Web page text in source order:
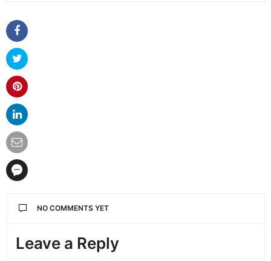
NO COMMENTS YET
Leave a Reply